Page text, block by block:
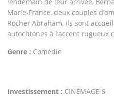
Marie-France, deux couples
Rocher Abraham, ils sont
autochtones à l’accent rugueux
Genre : Comédie
Investissement : CINÉMAGE 6